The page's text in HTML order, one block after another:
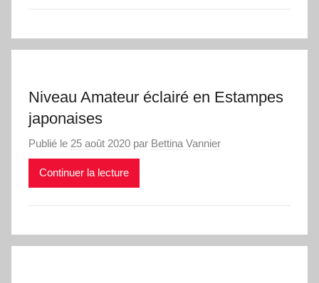
Niveau Amateur éclairé en Estampes
japonaises
Publié le 25 août 2020 par Bettina Vannier
Continuer la lecture